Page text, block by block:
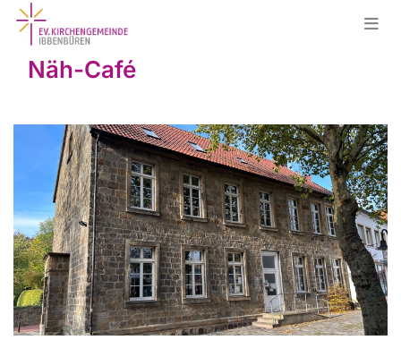
Näh-Café